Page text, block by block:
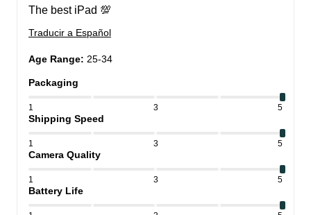
The best iPad 💯
Traducir a Español
Age Range: 25-34
Packaging
1 3 5
Shipping Speed
1 3 5
Camera Quality
1 3 5
Battery Life